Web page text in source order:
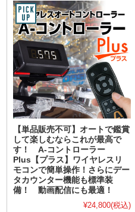
【単品販売不可】オートで鑑賞
して楽しむならこれが最高で
す！ A-コントローラー
Plus【プラス】ワイヤレスリ
モコンで簡単操作！さらにデー
タカウンター機能も標準装
備！ 動画配信にも最適！
¥24,800(税込)